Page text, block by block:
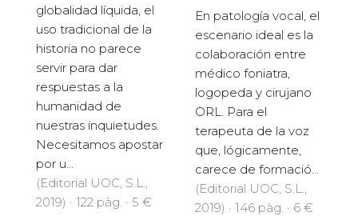
globalidad líquida, el
uso tradicional de la
historia no parece
servir para dar
respuestas a la
humanidad de
nuestras inquietudes.
Necesitamos apostar
por u...
(Editorial UOC, S.L.,
2019) · 122 pàg. · 5 €
En patología vocal, el
escenario ideal es la
colaboración entre
médico foniatra,
logopeda y cirujano
ORL. Para el
terapeuta de la voz
que, lógicamente,
carece de formació...
(Editorial UOC, S.L.,
2019) · 146 pàg. · 6 €